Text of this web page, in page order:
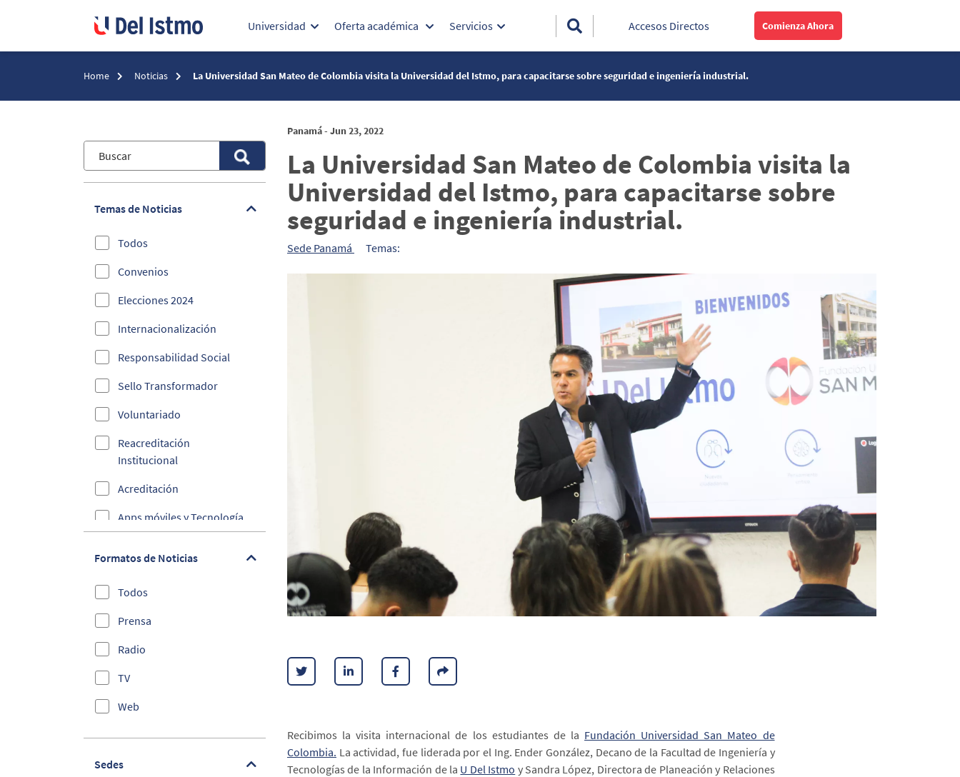
Universidad Oferta académica Servicios Accesos Directos Comienza Ahora
Home Noticias La Universidad San Mateo de Colombia visita la Universidad del Istmo, para capacitarse sobre seguridad e ingeniería industrial.
Temas de Noticias
Todos
Convenios
Elecciones 2024
Internacionalización
Responsabilidad Social
Sello Transformador
Voluntariado
Reacreditación
Institucional
Acreditación
Apps móviles y Tecnología
Formatos de Noticias
Todos
Prensa
Radio
TV
Web
Sedes
Panamá - Jun 23, 2022
La Universidad San Mateo de Colombia visita la
Universidad del Istmo, para capacitarse sobre
seguridad e ingeniería industrial.
Sede Panamá Temas:
Recibimos la visita internacional de los estudiantes de la Fundación Universidad San Mateo de
Colombia. La actividad, fue liderada por el Ing. Ender González, Decano de la Facultad de Ingeniería y
Tecnologías de la Información de la U Del Istmo y Sandra López, Directora de Planeación y Relaciones